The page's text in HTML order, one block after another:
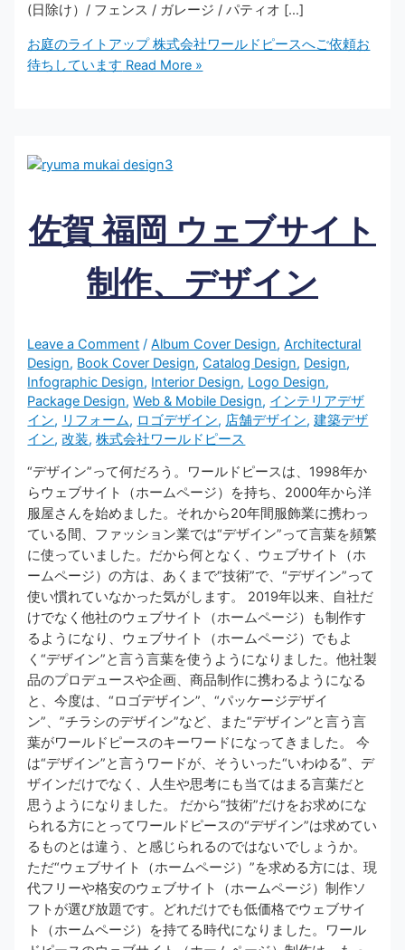
(日除け）/ フェンス / ガレージ / パティオ […]
お庭のライトアップ 株式会社ワールドピースへご依頼お
待ちしています Read More »
佐賀 福岡 ウェブサイト
制作、デザイン
Leave a Comment /Album Cover Design,Architectural
Design, Book Cover Design,Catalog Design, Design,
Infographic Design, Interior Design, Logo Design,
Package Design,Web & Mobile Design, インテリアデザ
イン, リフォーム, ロゴデザイン, 店舗デザイン,建築デザ
イン,改装,株式会社ワールドピース
“デザイン”って何だろう。ワールドピースは、1998年か
らウェブサイト（ホームページ）を持ち、2000年から洋
服屋さんを始めました。それから20年間服飾業に携わっ
ている間、ファッション業では“デザイン”って言葉を頻繁
に使っていました。だから何となく、ウェブサイト（ホ
ームページ）の方は、あくまで“技術”で、“デザイン”って
使い慣れていなかった気がします。 2019年以来、自社だ
けでなく他社のウェブサイト（ホームページ）も制作す
るようになり、ウェブサイト（ホームページ）でもよ
く“デザイン”と言う言葉を使うようになりました。他社製
品のプロデュースや企画、商品制作に携わるようになる
と、今度は、“ロゴデザイン”、“パッケージデザイ
ン”、”チラシのデザイン”など、また“デザイン”と言う言
葉がワールドピースのキーワードになってきました。 今
は“デザイン”と言うワードが、そういった“いわゆる”、デ
ザインだけでなく、人生や思考にも当てはまる言葉だと
思うようになりました。 だから“技術”だけをお求めにな
られる方にとってワールドピースの“デザイン”は求めてい
るものとは違う、と感じられるのではないでしょうか。
ただ“ウェブサイト（ホームページ）”を求める方には、現
代フリーや格安のウェブサイト（ホームページ）制作ソ
フトが選び放題です。どれだけでも低価格でウェブサイ
ト（ホームページ）を持てる時代になりました。ワール